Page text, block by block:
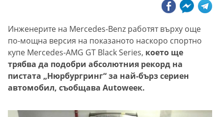
Инженерите на Mercedes-Benz работят върху още
по-мощна версия на показаното наскоро спортно
купе Mercedes-AMG GT Black Series, което ще
трябва да подобри абсолютния рекорд на
пистата „Нюрбургринг“ за най-бърз сериен
автомобил, съобщава Autoweeк.